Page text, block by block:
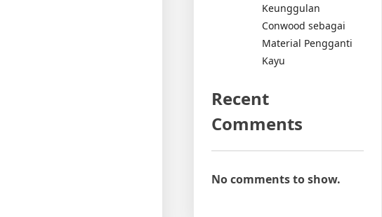
Keunggulan
Conwood sebagai
Material Pengganti
Kayu
Recent
Comments
No comments to show.